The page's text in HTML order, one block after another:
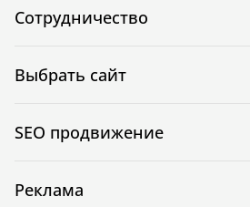
Сотрудничество
Выбрать сайт
SEO продвижение
Реклама